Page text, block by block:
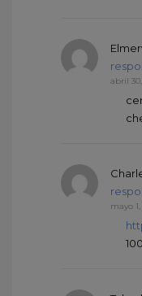
abril
mayo